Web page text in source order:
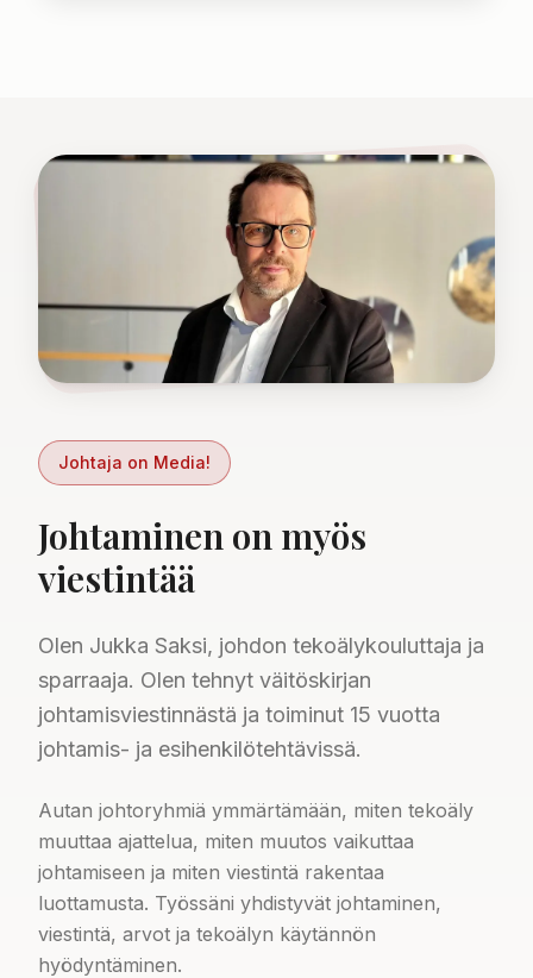
Johtaja on Media!
Johtaminen on myös
viestintää
Olen Jukka Saksi, johdon tekoälykouluttaja ja
sparraaja. Olen tehnyt väitöskirjan
johtamisviestinnästä ja toiminut 15 vuotta
johtamis- ja esihenkilötehtävissä.
Autan johtoryhmiä ymmärtämään, miten tekoäly
muuttaa ajattelua, miten muutos vaikuttaa
johtamiseen ja miten viestintä rakentaa
luottamusta. Työssäni yhdistyvät johtaminen,
viestintä, arvot ja tekoälyn käytännön
hyödyntäminen.